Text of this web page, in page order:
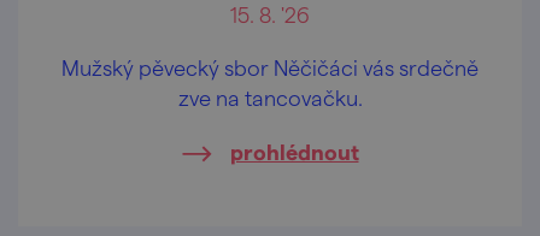
15. 8. '26
Mužský pěvecký sbor Něčičáci vás srdečně
zve na tancovačku.
prohlédnout